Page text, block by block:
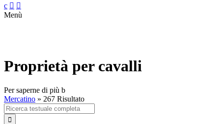
c  
Menù
Proprietà per cavalli
Per saperne di più b
Mercatino » 267 Risultato
